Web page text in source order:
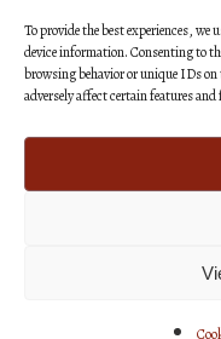
To provide the best experiences, we
device information. Consenting to
browsing behavior or unique IDs
adversely affect certain features
Κατασκευή
Hellenic